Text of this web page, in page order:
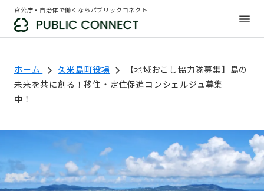
官公庁・自治体で働くならパブリックコネクト
ホーム 久米島町役場
【地域おこし協力隊募集】島の
未来を共に創る！移住・定住促進コンシェルジュ募集
中！